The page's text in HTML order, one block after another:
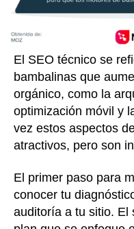
El SEO técnico se
bambalinas que
orgánico, como la
optimización móvil y
vez estos aspectos
atractivos, pero son
El primer paso para
conocer tu
auditoría a tu sitio. El